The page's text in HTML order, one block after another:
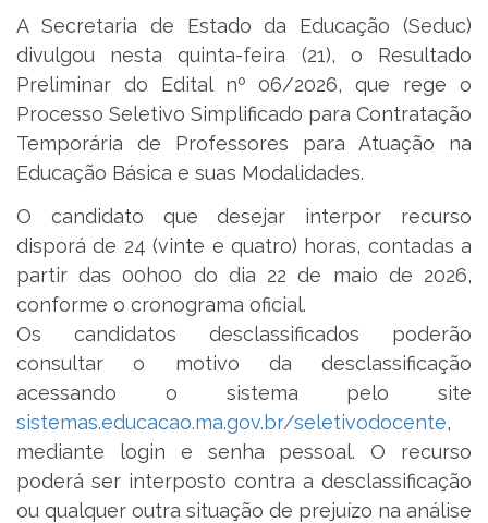
A Secretaria de Estado da Educação (Seduc)
divulgou nesta quinta-feira (21), o Resultado
Preliminar do Edital nº 06/2026, que rege o
Processo Seletivo Simplificado para Contratação
Temporária de Professores para Atuação na
Educação Básica e suas Modalidades.
O candidato que desejar interpor recurso
disporá de 24 (vinte e quatro) horas, contadas a
partir das 00h00 do dia 22 de maio de 2026,
conforme o cronograma oficial.
Os candidatos desclassificados poderão
consultar o motivo da desclassificação
acessando o sistema pelo site
sistemas.educacao.ma.gov.br/seletivodocente,
mediante login e senha pessoal. O recurso
poderá ser interposto contra a desclassificação
ou qualquer outra situação de prejuízo na análise